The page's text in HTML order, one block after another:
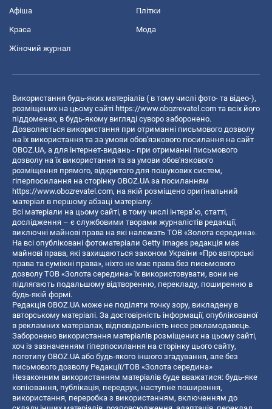
Афіша Плітки
Краса Мода
Жіночий журнал
Використання будь-яких матеріалів ( в тому числі фото- та відео-),
розміщених на цьому сайті https://www.obozrevatel.com та всіх його
піддоменах, в будь-якому вигляді суворо заборонено.
Дозволяється використання при отриманні письмового дозволу
на їх використання та за умови обов'язкового посилання на сайт
OBOZ.UA, а для інтернет-видань - при отриманні письмового
дозволу на їх використання та за умови обов'язкового
розміщення прямого, відкритого для пошукових систем,
гіперпосилання на сторінку OBOZ.UA за посиланням
https://www.obozrevatel.com, на якій розміщено оригінальний
матеріал в першому абзаці матеріалу.
Всі матеріали на цьому сайті, в тому числі інтерв’ю, статті,
дослідження – є службовими творами журналістів редакції,
виключні майнові права на які належать ТОВ «Золота середина».
На всі опубліковані фотоматеріали Getty Images редакція має
майнові права, які захищаються законом України «Про авторські
права та суміжні права», ніхто не має права без письмового
дозволу ТОВ «Золота середина» їх використовувати, вони не
підлягають подальшому відтворенню, перекладу, поширенню в
будь-якій формі.
Редакція OBOZ.UA може не поділяти точку зору, викладену в
авторському матеріалі. За достовірність інформації, опублікованої
в рекламних матеріалах, відповідальність несе рекламодавець.
Заборонено використання матеріалів розміщених на цьому сайті,
хоч із зазначенням гіперпосилання на сторінку цього сайту,
логотипу OBOZ.UA або будь-якого іншого згадування, але без
письмового дозволу Редакції/ТОВ «Золота середина»
Незаконним використанням матеріалів буде вважатися: будь-яке
копiювання, публiкацiя, передрук, наступне поширення,
використання, переробка з використанням, включенням до